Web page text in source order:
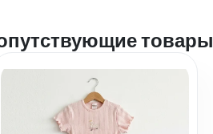
товары